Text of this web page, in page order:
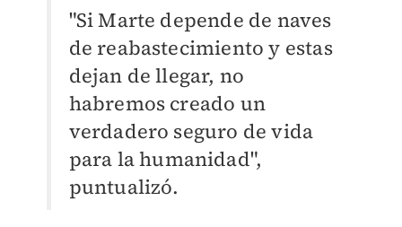
"Si Marte depende de naves
de reabastecimiento y estas
dejan de llegar, no
habremos creado un
verdadero seguro de vida
para la humanidad",
puntualizó.